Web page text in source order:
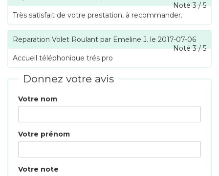
Noté3/5
Très satisfait de votre prestation, à recommander.
Reparation Volet Roulant par Emeline J. le 2017-07-06
Noté3/5
Accueil téléphonique trés pro
Donnez votre avis
Votre nom
Votre prénom
Votre note